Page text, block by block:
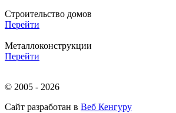
Строительство домов
Перейти
Металлоконструкции
Перейти
© 2005 - 2026
Сайт разработан в Веб Кенгуру